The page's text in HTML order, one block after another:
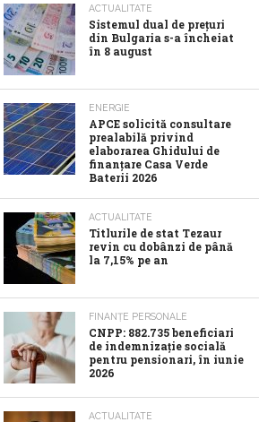
ACTUALITATE
Sistemul dual de prețuri
din Bulgaria s-a încheiat
în 8 august
ENERGIE
APCE solicită consultare
prealabilă privind
elaborarea Ghidului de
finanțare Casa Verde
Baterii 2026
ACTUALITATE
Titlurile de stat Tezaur
revin cu dobânzi de până
la 7,15% pe an
FINANȚE PERSONALE
CNPP: 882.735 beneficiari
de indemnizație socială
pentru pensionari, în iunie
2026
ACTUALITATE